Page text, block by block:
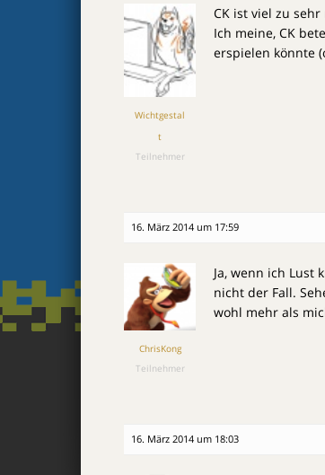
Wichtgestal
t
Teilnehmer
CK ist viel zu
Ich meine, CK
erspielen könnte
16. März 2014 um 17:59
ChrisKong
Teilnehmer
Ja, wenn ich Lust
nicht der Fall.
wohl mehr als
16. März 2014 um 18:03